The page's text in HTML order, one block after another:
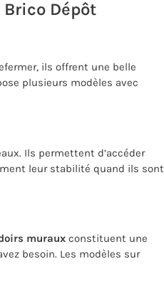
Dépôt
ils offrent une belle
plusieurs modèles avec
Ils permettent d’accéder
leur stabilité quand ils sont
muraux constituent une
besoin. Les modèles sur